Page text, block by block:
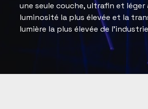
une seule couche, ultrafin et léger
luminosité la plus élevée et la
lumière la plus élevée de